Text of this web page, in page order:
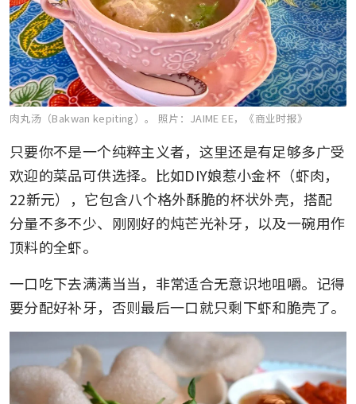
肉丸汤（Bakwan kepiting）。 照片：JAIME EE，《商业时报》
只要你不是一个纯粹主义者，这里还是有足够多广受
欢迎的菜品可供选择。比如DIY娘惹小金杯（虾肉，
22新元），它包含八个格外酥脆的杯状外壳，搭配
分量不多不少、刚刚好的炖芒光补牙，以及一碗用作
顶料的全虾。
一口吃下去满满当当，非常适合无意识地咀嚼。记得
要分配好补牙，否则最后一口就只剩下虾和脆壳了。